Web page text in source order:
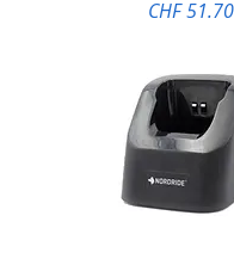
Preis
CHF 51.70